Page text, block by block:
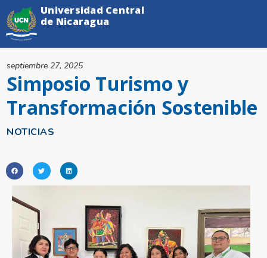
NOTICIAS
Simposio Turismo y
Transformación Sostenible
septiembre 27, 2025
Universidad Central
de Nicaragua